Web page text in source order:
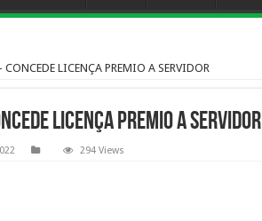
LICENÇA PREMIO A SERVIDOR
LICENÇA PREMIO A SERVIDOR
294 Views